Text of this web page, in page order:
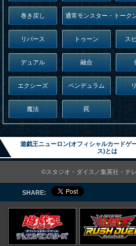
巻き戻し 通常モンスター・トーク
リバース トゥーン ス
デュアル 融合
エクシーズ ペンデュラム
魔法 罠
遊戯王ニューロン(オフィシャルカードゲ
ス)とは
©スタジオ・ダイス／集英社・テ
SHARE: